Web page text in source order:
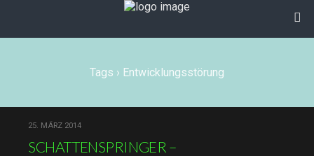
Tags › Entwicklungsstörung
25. MÄRZ 2014
SCHATTENSPRINGER –